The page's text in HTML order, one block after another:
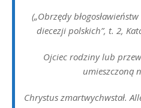
(„Obrzędy
diecezji polskich”, t. 2,
Ojciec rodziny lub
umieszczoną
Chrystus zmartwychwstał.